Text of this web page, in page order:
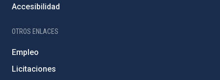
Accesibilidad
OTROS ENLACES
Empleo
Licitaciones